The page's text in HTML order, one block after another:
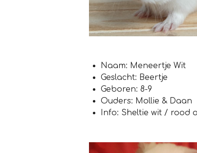
Naam: Meneertje Wit
Geslacht: Beertje
Geboren: 8-9
Ouders: Mollie & Daan
Info: Sheltie wit / rood